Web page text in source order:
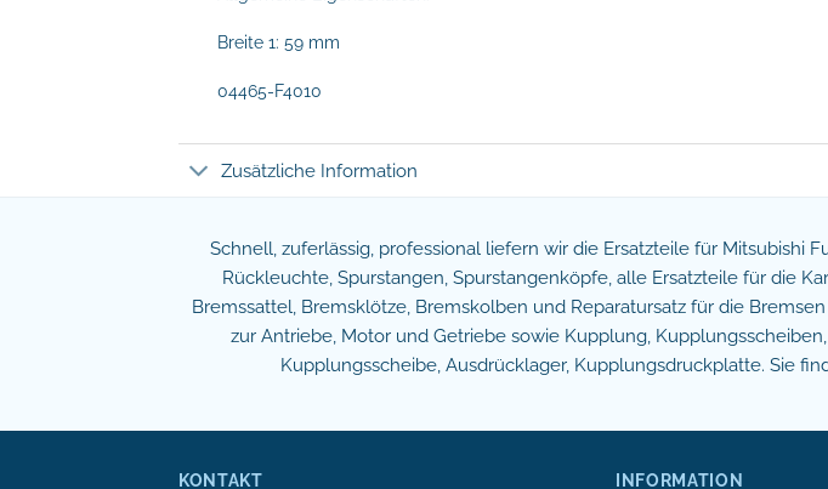
Breite 1: 59 mm
04465-F4010
Zusätzliche Information
Schnell, zuferlässig, professional liefern wir die Ersatzteile für Mitsubishi
Rückleuchte, Spurstangen, Spurstangenköpfe, alle Ersatzteile für die
Bremssattel, Bremsklötze, Bremskolben und Reparatursatz für die
zur Antriebe, Motor und Getriebe sowie Kupplung,
Kupplungsscheibe, Ausdrücklager, Kupplungsdruckplatte. Sie
KONTAKT INFORMATION